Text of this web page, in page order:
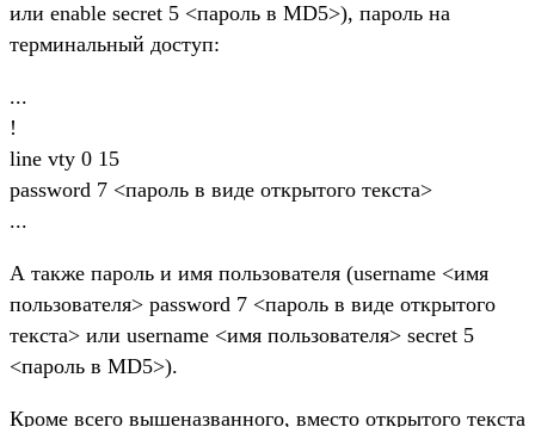
или enable secret 5 <пароль в MD5>), пароль на
терминальный доступ:
...
!
line vty 0 15
password 7 <пароль в виде открытого текста>
...
А также пароль и имя пользователя (username <имя
пользователя> password 7 <пароль в виде открытого
текста> или username <имя пользователя> secret 5
<пароль в MD5>).
Кроме всего вышеназванного, вместо открытого текста